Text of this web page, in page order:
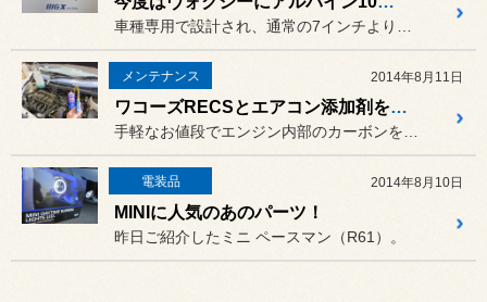
メンテナンス 2014年8月11日
ワコーズRECSとエアコン添加剤を施工
電装品 2014年8月10日
MINIに人気のあのパーツ！
昨日ご紹介したミニ ペースマン（R61）。